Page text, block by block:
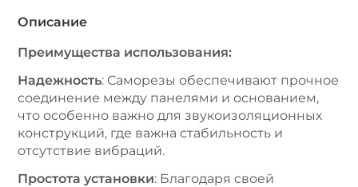
Описание
Преимущества использования:
Надежность: Саморезы обеспечивают прочное
соединение между панелями и основанием,
что особенно важно для звукоизоляционных
конструкций, где важна стабильность и
отсутствие вибраций.
Простота установки: Благодаря своей